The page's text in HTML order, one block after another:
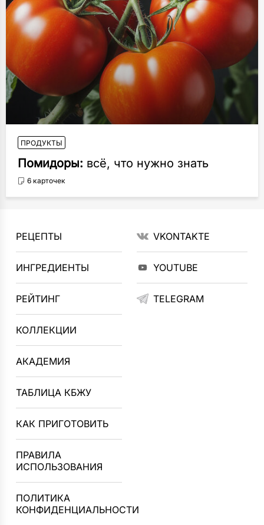
ПРОДУКТЫ
Помидоры: всё, что нужно знать
6 карточек
РЕЦЕПТЫ
ИНГРЕДИЕНТЫ
РЕЙТИНГ
КОЛЛЕКЦИИ
АКАДЕМИЯ
ТАБЛИЦА КБЖУ
КАК ПРИГОТОВИТЬ
ПРАВИЛА
ИСПОЛЬЗОВАНИЯ
ПОЛИТИКА
КОНФИДЕНЦИАЛЬНОСТИ
VKONTAKTE
YOUTUBE
TELEGRAM